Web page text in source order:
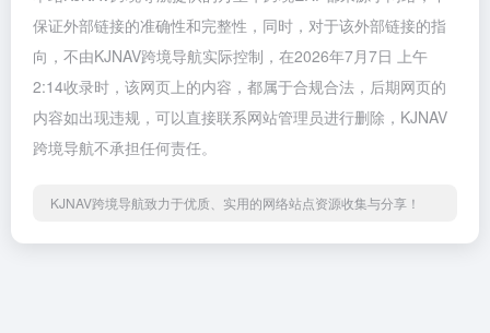
保证外部链接的准确性和完整性，同时，对于该外部链接的指
向，不由KJNAV跨境导航实际控制，在2026年7月7日 上午
2:14收录时，该网页上的内容，都属于合规合法，后期网页的
内容如出现违规，可以直接联系网站管理员进行删除，KJNAV
跨境导航不承担任何责任。
KJNAV跨境导航致力于优质、实用的网络站点资源收集与分享！